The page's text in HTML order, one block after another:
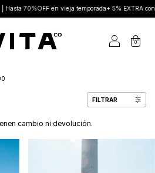
70%OFF en vieja temporada+ 5% EXTRA con
0
FILTRAR
cambio ni devolución.